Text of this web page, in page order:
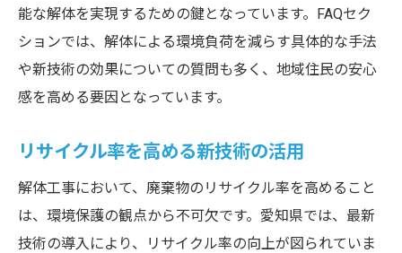
能な解体を実現するための鍵となっています。FAQセク
ションでは、解体による環境負荷を減らす具体的な手法
や新技術の効果についての質問も多く、地域住民の安心
感を高める要因となっています。
リサイクル率を高める新技術の活用
解体工事において、廃棄物のリサイクル率を高めること
は、環境保護の観点から不可欠です。愛知県では、最新
技術の導入により、リサイクル率の向上が図られていま